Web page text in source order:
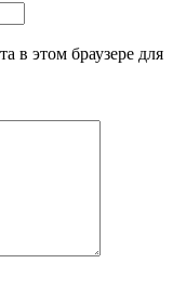
в этом браузере для